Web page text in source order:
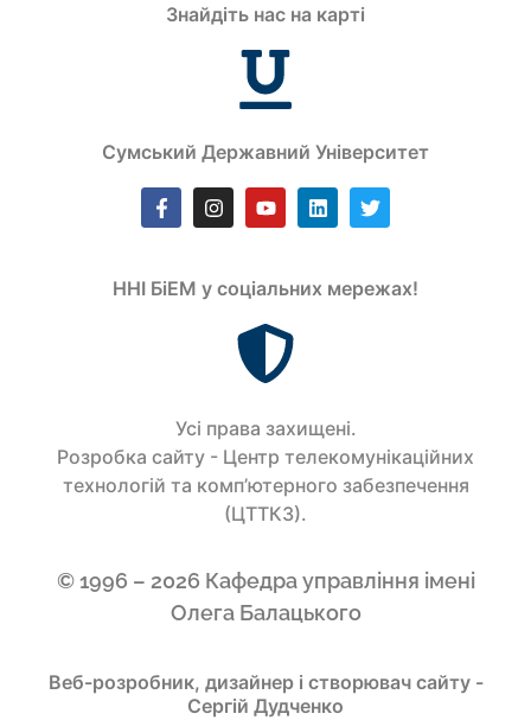
Знайдіть нас на карті
Сумський Державний Університет
ННІ БіЕМ у соціальних мережах!
Усi права захищенi.
Розробка сайту - Центр телекомунікаційних
технологій та комп’ютерного забезпечення
(ЦТТКЗ).
© 1996 – 2026 Кафедра управління імені
Олега Балацького
Веб-розробник, дизайнер і створювач сайту -
Сергій Дудченко